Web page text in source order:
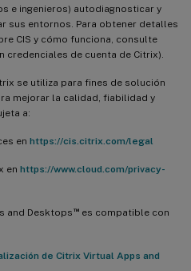
e ingenieros) autodiagnosticar y
sus entornos. Para obtener detalles
CIS y cómo funciona, consulte
credenciales de cuenta de Citrix).
se utiliza para fines de solución
mejorar la calidad, fiabilidad y
a:
en https://cis.citrix.com/legal
en https://www.cloud.com/privacy-
and Desktops ™es compatible con
de Citrix Virtual Apps and